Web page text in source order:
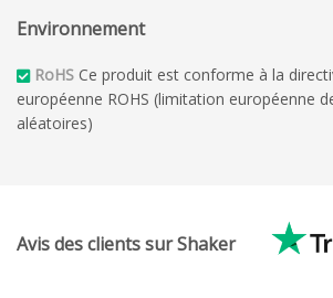
Environnement
RoHS Ce produit est conforme à la
européenne ROHS (limitation européenne
aléatoires)
Avis des clients sur Shaker